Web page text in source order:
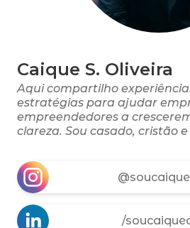
Caique S. Oliveira
Aqui compartilho
estratégias para ajudar
empreendedores a
clareza. Sou casado, cristão
/